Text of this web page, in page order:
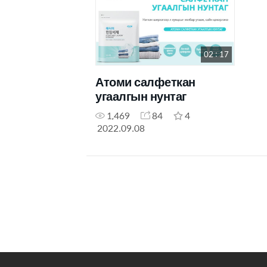
02 : 17
Атоми салфеткан
угаалгын нунтаг
1,469 84
4
2022.09.08